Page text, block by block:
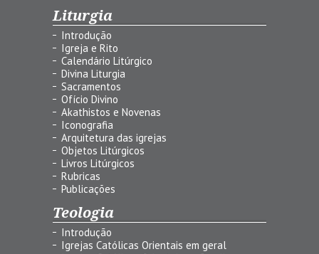
Liturgia
Introdução
Igreja e Rito
Calendário Litúrgico
Divina Liturgia
Sacramentos
Ofício Divino
Akathistos e Novenas
Iconografia
Arquitetura das igrejas
Objetos Litúrgicos
Livros Litúrgicos
Rubricas
Publicações
Teologia
Introdução
Igrejas Católicas Orientais em geral